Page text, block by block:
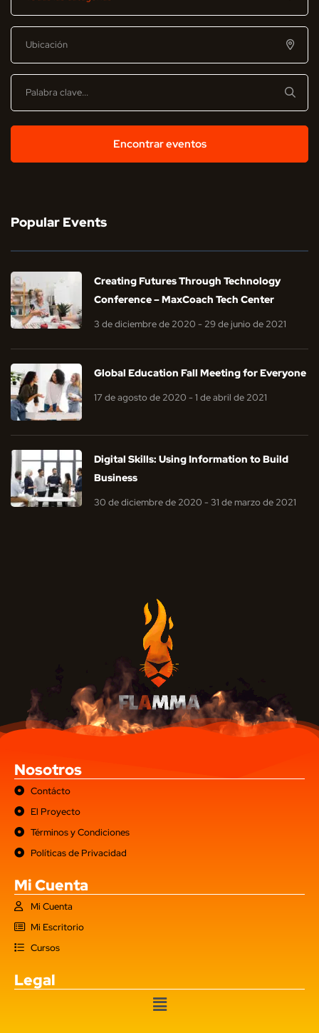
Encontrar eventos
Popular Events
Creating Futures Through Technology
Conference – MaxCoach Tech Center
3 de diciembre de 2020 - 29 de junio de 2021
Global Education Fall Meeting for Everyone
17 de agosto de 2020 - 1 de abril de 2021
Digital Skills: Using Information to Build
Business
30 de diciembre de 2020 - 31 de marzo de 2021
Nosotros
Contácto
El Proyecto
Términos y Condiciones
Políticas de Privacidad
Mi Cuenta
Mi Cuenta
Mi Escritorio
Cursos
Legal